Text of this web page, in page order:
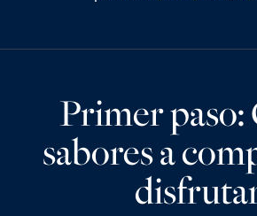
Primer paso:
sabores a